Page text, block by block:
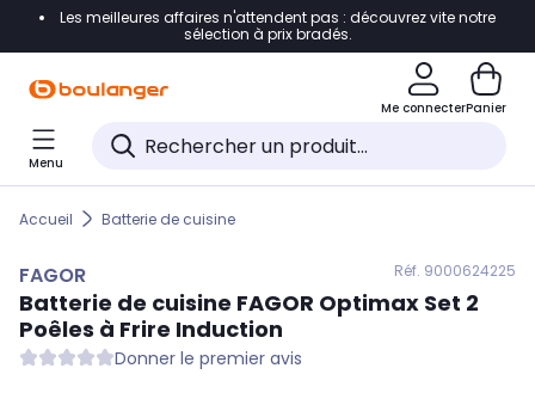
Accéder directement à la navigation
Accéder directement au pied de page
Accéder directement au chatbot
Les meilleures affaires n'attendent pas : découvrez vite notre
sélection à prix bradés.
Me connecterPanier
Menu
Accueil Batterie de cuisine
FAGOR Réf. 9000624225
Batterie de cuisine FAGOR Optimax Set 2
Poêles à Frire Induction
Donner le premier avis